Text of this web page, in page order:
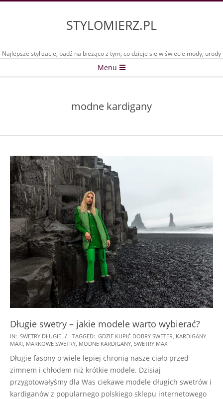
STYLOMIERZ.PL
Najlepsze stylizacje, bądź na bieżąco z tym, co dzieje się w świecie mody, urody
Menu
modne kardigany
Długie swetry – jakie modele warto wybierać?
2026-
06-
14
IN: SWETRY DŁUGIE TAGGED: GDZIE KUPIĆ DOBRY SWETER, KARDIGANY
MAXI, MARKOWE SWETRY, MODNE KARDIGANY, SWETRY MAXI
Długie fasony o wiele lepiej chronią nasze ciało przed
zimnem i chłodem niż krótkie modele. Dzisiaj
przygotowałyśmy dla Was ciekawe modele długich swetrów i
kardiganów z popularnego polskiego sklepu internetowego